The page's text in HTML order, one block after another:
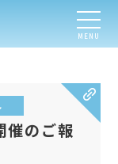
MENU
のご報